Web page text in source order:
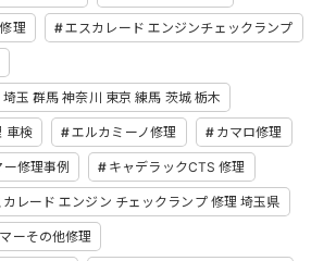
理 エスカレード エンジンチェックランプ
玉 群馬 神奈川 東京 練馬 茨城 栃木
車検 エルカミーノ修理 カマロ修理
修理事例 キャデラックCTS 修理
レード エンジン チェックランプ 修理 埼玉県
ーその他修理